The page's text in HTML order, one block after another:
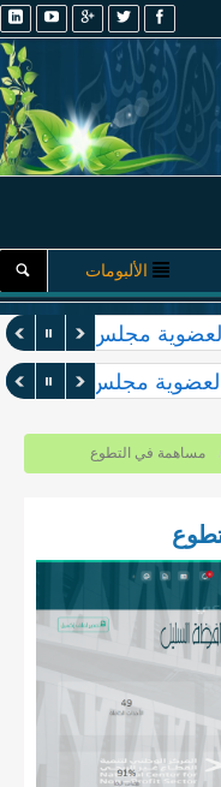
الألبومات
مجلس الإدارة
مجلس الإدارة
مساهمة في التطوع